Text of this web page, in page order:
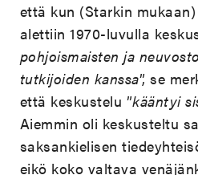
että kun (Starkin
alettiin 1970-luvulla
pohjoismaisten ja
tutkijoiden kanssa”, se
että keskustelu ”kääntyi
Aiemmin oli keskusteltu
saksankielisen
eikö koko valtava